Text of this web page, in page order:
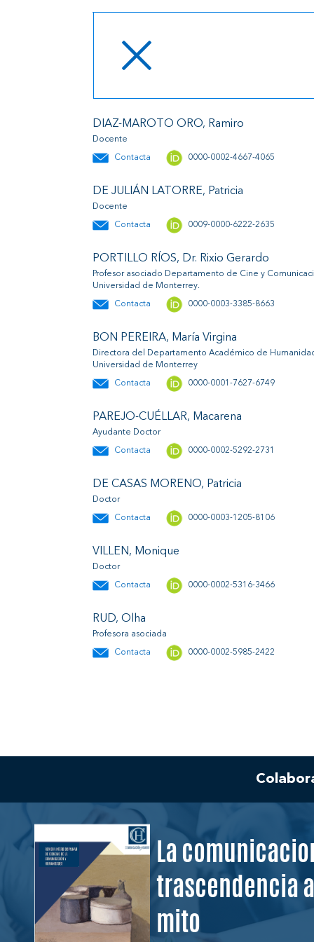
DIAZ-MAROTO ORO, Ramiro
Docente
Contacta 0000-0002-4667-4065
DE JULIÁN LATORRE, Patricia
Docente
Contacta 0009-0000-6222-2635
PORTILLO RÍOS, Dr. Rixio Gerardo
Profesor asociado Departamento de Cine y
Universidad de Monterrey.
Contacta 0000-0003-3385-8663
BON PEREIRA, María Virgina
Directora del Departamento Académico de
Universidad de Monterrey
Contacta 0000-0001-7627-6749
PAREJO-CUÉLLAR, Macarena
Ayudante Doctor
Contacta 0000-0002-5292-2731
DE CASAS MORENO, Patricia
Doctor
Contacta 0000-0003-1205-8106
VILLEN, Monique
Doctor
Contacta 0000-0002-5316-3466
RUD, Olha
Profesora asociada
Contacta 0000-0002-5985-2422
ODOBETSKA, Iryna
Contacta 0009-0006-2265-1842
MOYSEYENKO, Iryna
Profesora asociada
Contacta 0009-0009-5284-9376
La
trascendencia
mito